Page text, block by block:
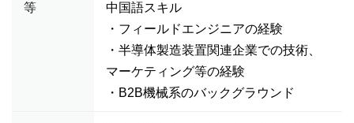
等
中国語スキル
・フィールドエンジニアの経験
・半導体製造装置関連企業での技術、
マーケティング等の経験
・B2B機械系のバックグラウンド